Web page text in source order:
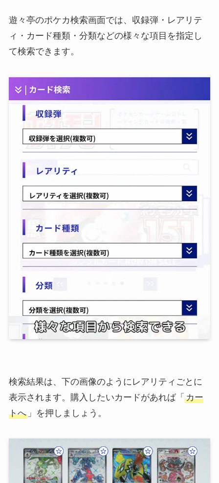
遊々亭のポケカ検索画面では、収録弾・レアリテ
ィ・カード種類・分類などの様々な項目を指定し
て検索できます。
検索結果は、下の画像のようにレアリティごとに
表示されます。購入したいカードがあれば「 カー
トへ」を押しましょう。